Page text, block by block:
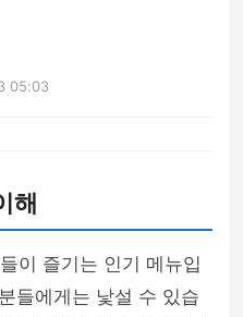
05:03
해
이 즐기는 인기 메뉴입
들에게는 낯설 수 있습